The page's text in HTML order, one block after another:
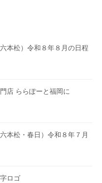
本松）令和８年８月の日程
店 ららぽーと福岡に
本松・春日）令和８年７月
ロゴ